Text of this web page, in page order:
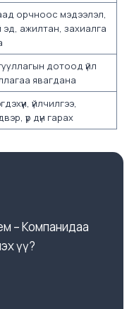
орчноос мэдээлэл,
эд, ажилтан, захиалга
дотоод үйл
явагдана
үйлчилгээ,
үр дүн гарах
– Компанидаа
үү?